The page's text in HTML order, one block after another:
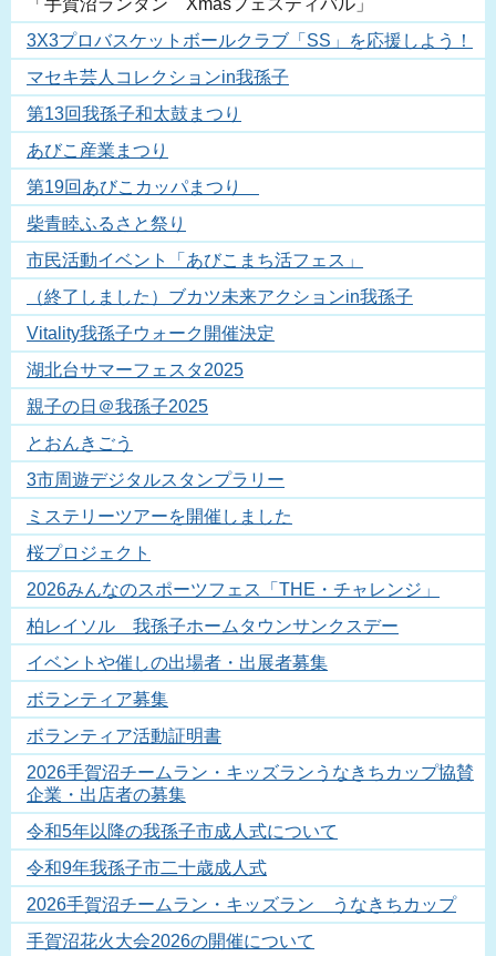
「手賀沼ランタン Xmasフェスティバル」
3X3プロバスケットボールクラブ「SS」を応援しよう！
マセキ芸人コレクションin我孫子
第13回我孫子和太鼓まつり
あびこ産業まつり
第19回あびこカッパまつり
柴青睦ふるさと祭り
市民活動イベント「あびこまち活フェス」
（終了しました）ブカツ未来アクションin我孫子
Vitality我孫子ウォーク開催決定
湖北台サマーフェスタ2025
親子の日＠我孫子2025
とおんきごう
3市周遊デジタルスタンプラリー
ミステリーツアーを開催しました
桜プロジェクト
2026みんなのスポーツフェス「THE・チャレンジ」
柏レイソル 我孫子ホームタウンサンクスデー
イベントや催しの出場者・出展者募集
ボランティア募集
ボランティア活動証明書
2026手賀沼チームラン・キッズランうなきちカップ協賛
企業・出店者の募集
令和5年以降の我孫子市成人式について
令和9年我孫子市二十歳成人式
2026手賀沼チームラン・キッズラン うなきちカップ
手賀沼花火大会2026の開催について